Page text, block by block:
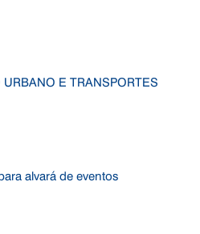
alvará de eventos